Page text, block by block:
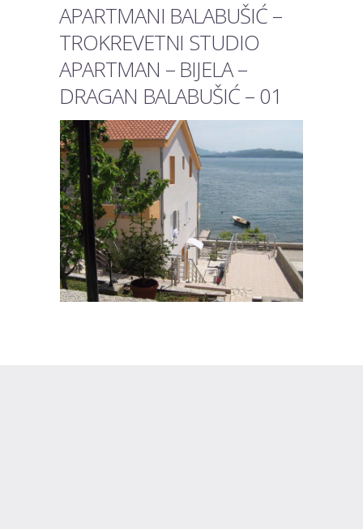
APARTMANI BALABUŠIĆ –
TROKREVETNI STUDIO
APARTMAN – BIJELA –
DRAGAN BALABUŠIĆ – 01